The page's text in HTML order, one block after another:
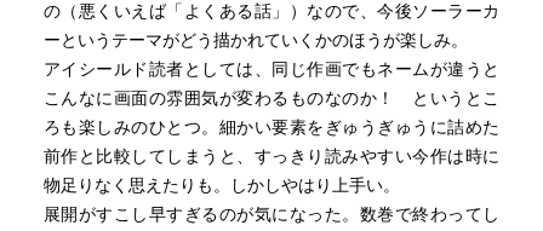
の（悪くいえば「よくある話」）なので、今後ソーラーカ
ーというテーマがどう描かれていくかのほうが楽しみ。
アイシールド読者としては、同じ作画でもネームが違うと
こんなに画面の雰囲気が変わるものなのか！ というとこ
ろも楽しみのひとつ。細かい要素をぎゅうぎゅうに詰めた
前作と比較してしまうと、すっきり読みやすい今作は時に
物足りなく思えたりも。しかしやはり上手い。
展開がすこし早すぎるのが気になった。数巻で終わってし